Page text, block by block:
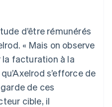
construit l’infrastructure
d’être rémunérés
« Mais on observe
la facturation à la
s’efforce de
de ces
cible, il